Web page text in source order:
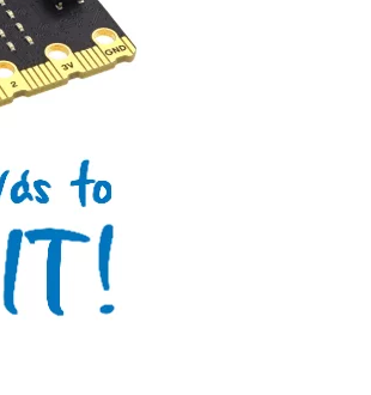
Makeblock
Micro:bit